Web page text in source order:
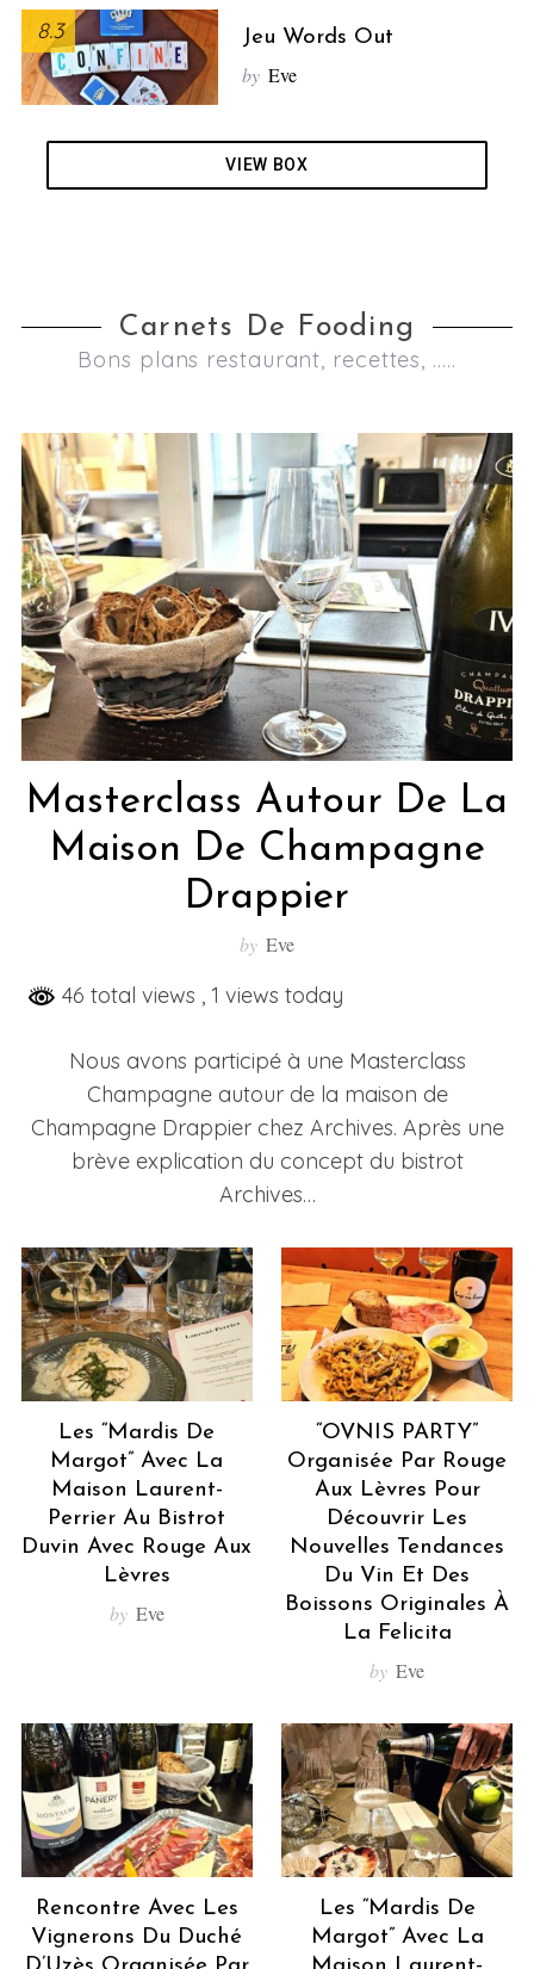
8.3 Jeu Words Out
by Eve
VIEW BOX
Carnets De Fooding
Bons plans restaurant, recettes, .....
Masterclass Autour De La
Maison De Champagne
Drappier
by Eve
46 total views , 1 views today
Nous avons participé à une Masterclass
Champagne autour de la maison de
Champagne Drappier chez Archives. Après une
brève explication du concept du bistrot
Archives…
Les “Mardis De
Margot” Avec La
Maison Laurent-
Perrier Au Bistrot
Duvin Avec Rouge Aux
Lèvres
by Eve
“OVNIS PARTY”
Organisée Par Rouge
Aux Lèvres Pour
Découvrir Les
Nouvelles Tendances
Du Vin Et Des
Boissons Originales À
La Felicita
by Eve
Rencontre Avec Les
Vignerons Du Duché
Les “Mardis De
Margot” Avec La
e
a
r
c
h
f
o
: